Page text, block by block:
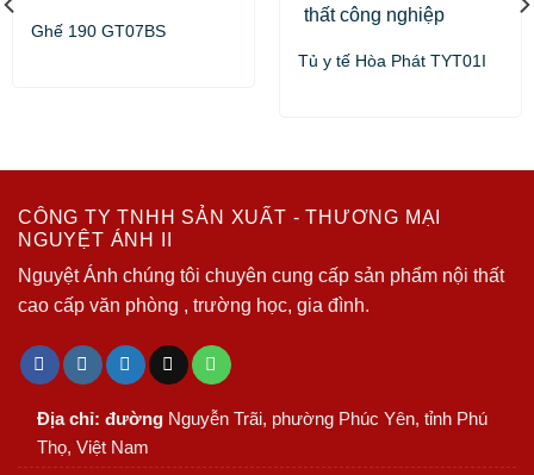
Ghế 190 GT07BS
Tủ y tế Hòa Phát TYT01I
CÔNG TY TNHH SẢN XUẤT - THƯƠNG MẠI
NGUYỆT ÁNH II
Nguyệt Ánh chúng tôi chuyên cung cấp sản phẩm nội thất
cao cấp văn phòng , trường học, gia đình.
Địa chỉ: đường Nguyễn Trãi, phường Phúc Yên, tỉnh Phú
Thọ, Việt Nam